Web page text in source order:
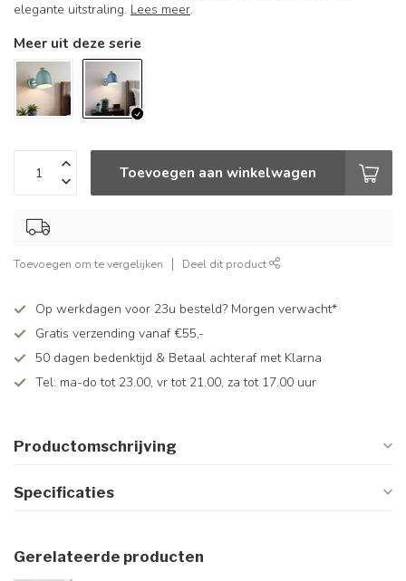
elegante uitstraling. Lees meer.
Meer uit deze serie
Toevoegen aan winkelwagen
Toevoegen om te vergelijken Deel dit product
Op werkdagen voor 23u besteld? Morgen verwacht*
Gratis verzending vanaf €55,-
50 dagen bedenktijd & Betaal achteraf met Klarna
Tel: ma-do tot 23.00, vr tot 21.00, za tot 17.00 uur
Productomschrijving
Specificaties
Gerelateerde producten